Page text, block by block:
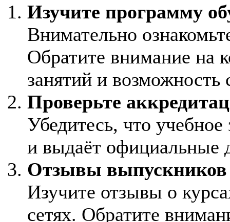
Изучите программу
Внимательно
Обратите внимание на
занятий и возможность
Проверьте
Убедитесь, что
и выдаёт официальные
Отзывы выпускников
Изучите отзывы о
сетях. Обратите